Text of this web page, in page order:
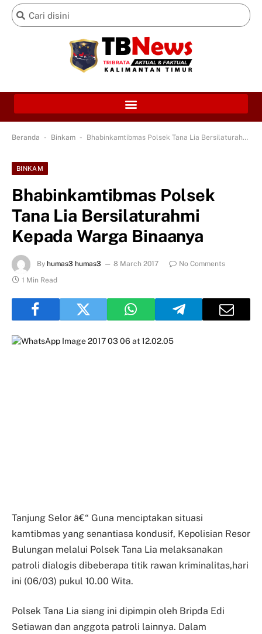
Beranda - Binkam - Bhabinkamtibmas Polsek Tana Lia Bersilaturahmi Kepada Warga Binaanya
BINKAM
Bhabinkamtibmas Polsek
Tana Lia Bersilaturahmi
Kepada Warga Binaanya
By humas3 humas3 8 March 2017
No Comments
1 Min Read
Tanjung Selor â€“ Guna menciptakan situasi
kamtibmas yang senantiasa kondusif, Kepolisian Resor
Bulungan melalui Polsek Tana Lia melaksanakan
patroli dialogis dibeberapa titik rawan kriminalitas,hari
ini (06/03) pukul 10.00 Wita.
Polsek Tana Lia siang ini dipimpin oleh Bripda Edi
Setiawan dan anggota patroli lainnya. Dalam